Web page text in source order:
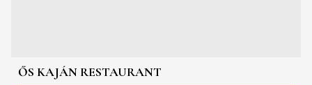
ŐS KAJÁN RESTAURANT